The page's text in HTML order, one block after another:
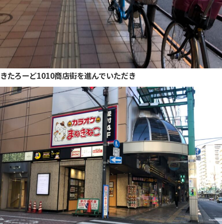
きたろーど1010商店街を進んでいただき